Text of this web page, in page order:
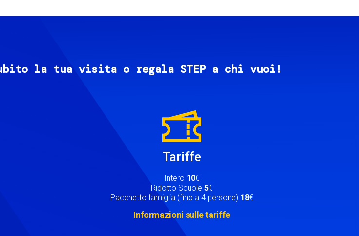
la tua visita o regala STEP a chi vuoi!
Tariffe
Intero 10€
Ridotto Scuole 5€
Pacchetto famiglia (fino a 4 persone) 18€
Informazioni sulle tariffe